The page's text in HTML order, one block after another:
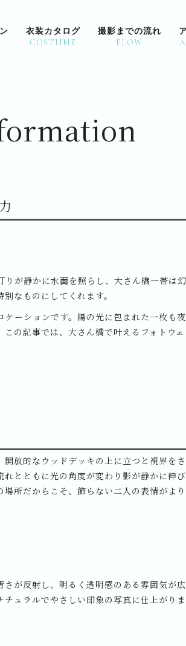
衣装カタログ
COSTUME
撮影までの流れ
FLOW
が静かに水面を照らし、大さん橋一帯は
なものにしてくれます。
ーションです。陽の光に包まれた一枚も
の記事では、大さん橋で叶えるフォトウェ
放的なウッドデッキの上に立つと視界を
とともに光の角度が変わり影が静かに伸
所だからこそ、飾らない二人の表情がよ
が反射し、明るく透明感のある雰囲気が
ュラルでやさしい印象の写真に仕上がりま